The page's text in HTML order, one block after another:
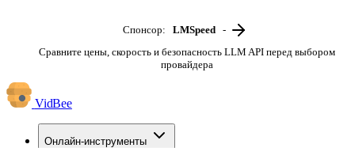
Спонсор: LMSpeed -
Сравните цены, скорость и безопасность LLM API перед выбором
провайдера
VidBee
Онлайн-инструменты